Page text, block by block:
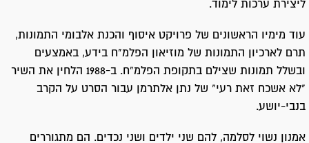
ליצירת ערכות לימוד.
עוד מימיו הראשונים של פרויקט איסוף והכנת אלבומי התמונות,
תרם לארכיון התמונות של מוזיאון הפלמ"ח בידע, באמצעים
ובשלל תמונות שצילם בתקופת הפלמ”ח. ב-1988 הלחין את השיר
"לא אשכח זאת רעי" של נתן אלתרמן עבור הסרט על הקרב
בנבי-יושע.
אמנון נשוי לסלמה, להם שני ילדים ושני נכדים. הם מתגוררים